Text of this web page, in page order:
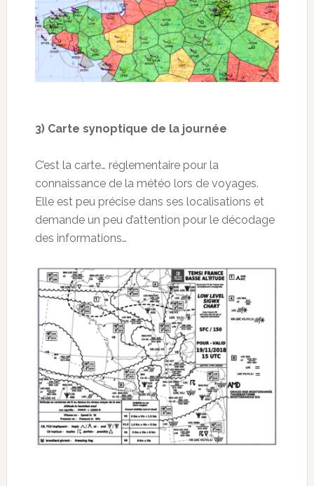
3) Carte synoptique de la journée
C’est la carte… réglementaire pour la
connaissance de la météo lors de voyages.
Elle est peu précise dans ses localisations et
demande un peu d’attention pour le décodage
des informations…